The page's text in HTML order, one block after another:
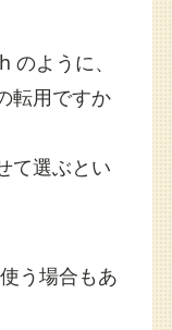
ように、
転用ですか
て選ぶとい
う場合もあ